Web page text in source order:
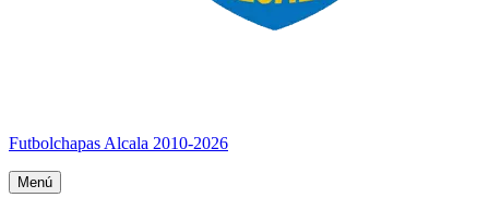
Futbolchapas Alcala 2010-2026
Menú